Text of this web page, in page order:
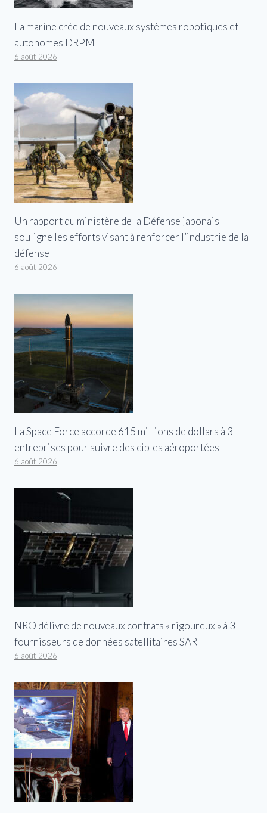
La marine crée de nouveaux systèmes robotiques et
autonomes DRPM
6 août 2026
Un rapport du ministère de la Défense japonais
souligne les efforts visant à renforcer l’industrie de la
défense
6 août 2026
La Space Force accorde 615 millions de dollars à 3
entreprises pour suivre des cibles aéroportées
6 août 2026
NRO délivre de nouveaux contrats « rigoureux » à 3
fournisseurs de données satellitaires SAR
6 août 2026